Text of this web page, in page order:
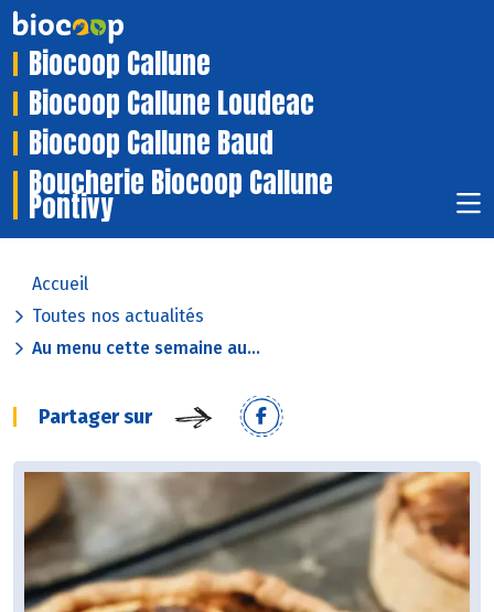
Biocoop Callune
Biocoop Callune Loudeac
Biocoop Callune Baud
Boucherie Biocoop Callune
Pontivy
Accueil
Toutes nos actualités
Au menu cette semaine au...
Partager sur